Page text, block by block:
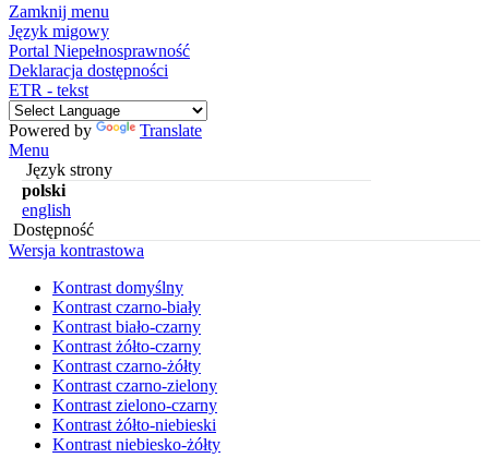
Zamknij menu
Język migowy
Portal Niepełnosprawność
Deklaracja dostępności
ETR - tekst
Powered by
Translate
Menu
Język strony
polski
english
Dostępność
Wersja kontrastowa
Kontrast domyślny
Kontrast czarno-biały
Kontrast biało-czarny
Kontrast żółto-czarny
Kontrast czarno-żółty
Kontrast czarno-zielony
Kontrast zielono-czarny
Kontrast żółto-niebieski
Kontrast niebiesko-żółty